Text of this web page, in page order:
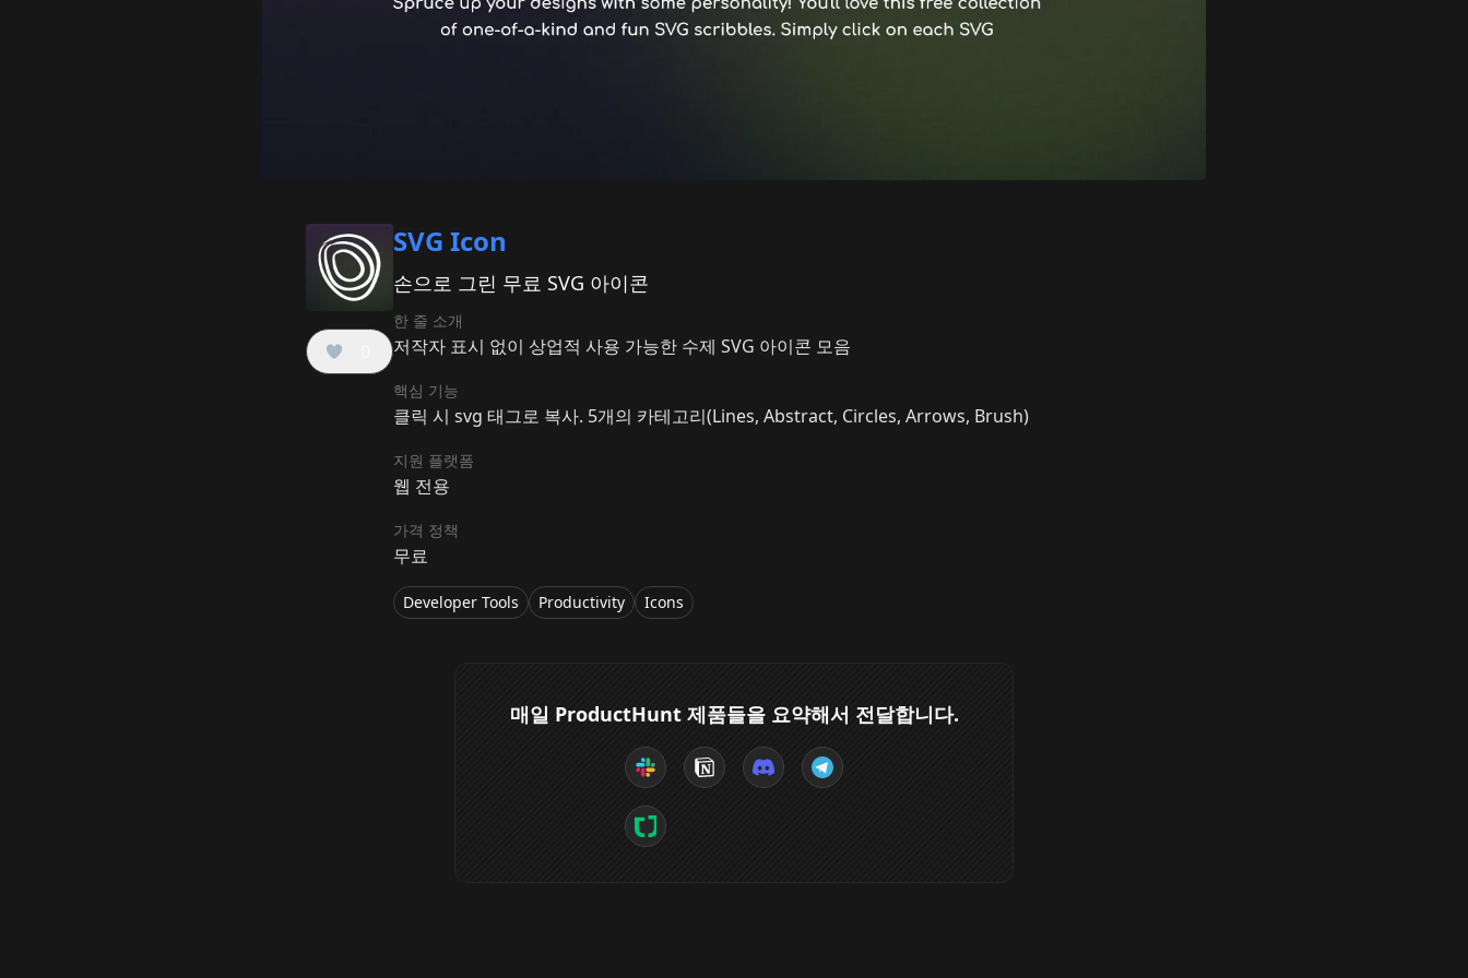
SVG Icon
손으로 그린 ​​무료 SVG 아이콘
한 줄 소개
저작자 표시 없이 상업적 사용 가능한 수제 SVG 아이콘 모음
핵심 기능
클릭 시 svg 태그로 복사. 5개의 카테고리(Lines, Abstract, Circles, Arrows, Brush)
지원 플랫폼
웹 전용
가격 정책
무료
Developer Tools Productivity Icons
매일 ProductHunt 제품들을 요약해서 전달합니다.